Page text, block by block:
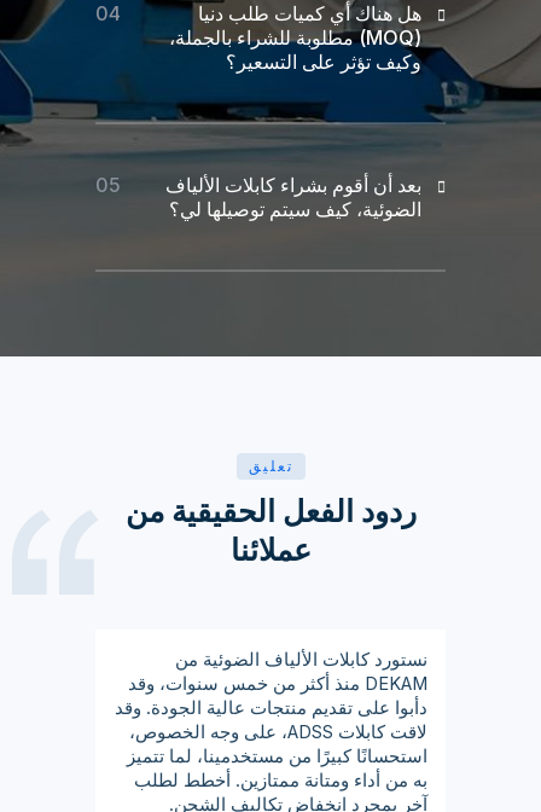
هل هناك أي كميات طلب دنيا
(MOQ) مطلوبة للشراء بالجملة،
وكيف تؤثر على التسعير؟
بعد أن أقوم بشراء كابلات الألياف
الضوئية، كيف سيتم توصيلها لي؟
تعليق
ردود الفعل الحقيقية من
عملائنا
نستورد كابلات الألياف الضوئية من
DEKAM منذ أكثر من خمس سنوات، وقد
دأبوا على تقديم منتجات عالية الجودة. وقد
لاقت كابلات ADSS، على وجه الخصوص،
استحسانًا كبيرًا من مستخدمينا، لما تتميز
به من أداء ومتانة ممتازين. أخطط لطلب
آخر بمجرد انخفاض تكاليف الشحن.